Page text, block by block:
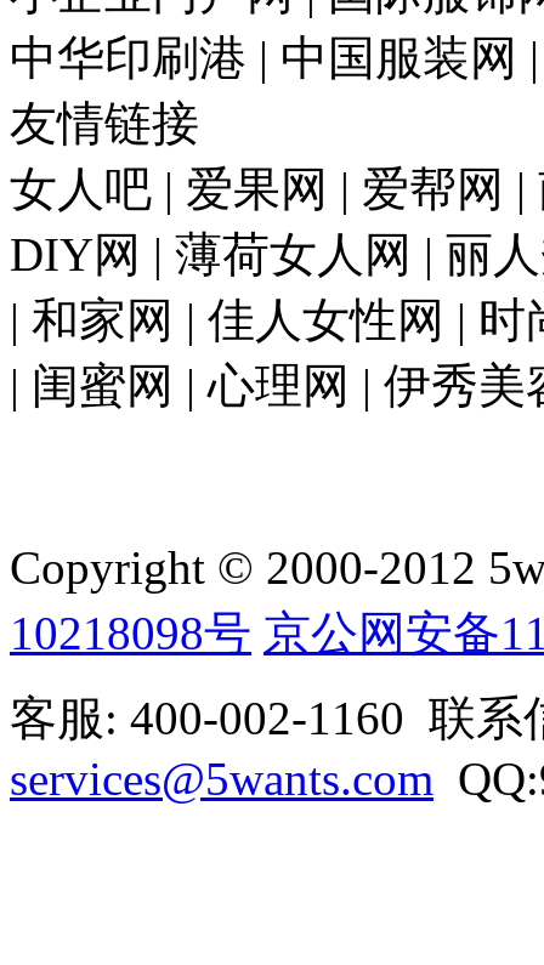
中华印刷港 | 中国服装网
友情链接
女人吧 | 爱果网 | 爱帮网
DIY网 | 薄荷女人网 | 丽
| 和家网 | 佳人女性网 |
| 闺蜜网 | 心理网 | 伊秀美
Copyright © 2000-2012
10218098号 京公网安备
客服: 400-002-1160 联系
services@5wants.com